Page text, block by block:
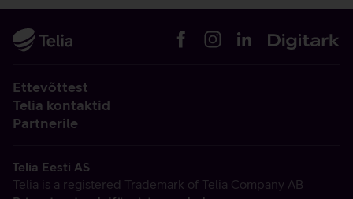
Ettevõttest
Telia kontaktid
Partnerile
Telia Eesti AS
Telia is a registered Trademark of Telia Company AB